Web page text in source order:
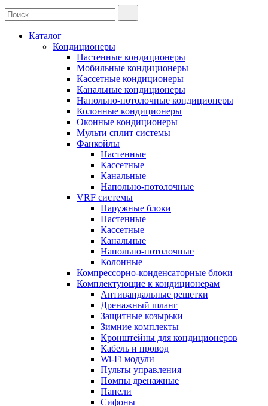
Каталог
Кондиционеры
Настенные кондиционеры
Мобильные кондиционеры
Кассетные кондиционеры
Канальные кондиционеры
Напольно-потолочные кондиционеры
Колонные кондиционеры
Оконные кондиционеры
Мульти сплит системы
Фанкойлы
Настенные
Кассетные
Канальные
Напольно-потолочные
VRF системы
Наружные блоки
Настенные
Кассетные
Канальные
Напольно-потолочные
Колонные
Компрессорно-конденсаторные блоки
Комплектующие к кондиционерам
Антивандальные решетки
Дренажный шланг
Защитные козырьки
Зимние комплекты
Кронштейны для кондиционеров
Кабель и провод
Wi-Fi модули
Пульты управления
Помпы дренажные
Панели
Сифоны